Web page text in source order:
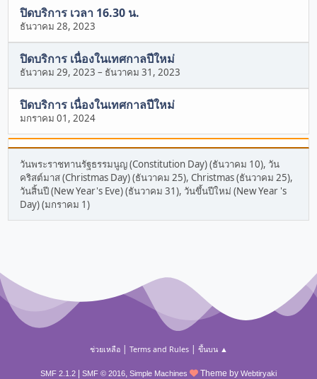
ปิดบริการ เวลา 16.30 น.
ธันวาคม 28, 2023
ปิดบริการ เนื่องในเทศกาลปีใหม่
ธันวาคม 29, 2023 – ธันวาคม 31, 2023
ปิดบริการ เนื่องในเทศกาลปีใหม่
มกราคม 01, 2024
วันพระราชทานรัฐธรรมนูญ (Constitution Day) (ธันวาคม 10), วัน
คริสต์มาส (Christmas Day) (ธันวาคม 25), Christmas (ธันวาคม 25),
วันสิ้นปี (New Year's Eve) (ธันวาคม 31), วันขึ้นปีใหม่ (New Year 's
Day) (มกราคม 1)
ช่วยเหลือ| Terms and Rules| ขึ้นบน ▲
SMF 2.1.2 SMF © 2016, Simple Machines Theme by Webtiryaki